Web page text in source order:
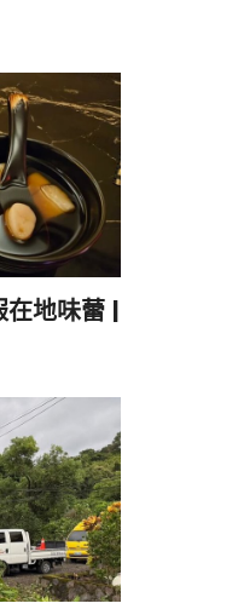
地味蕾 |